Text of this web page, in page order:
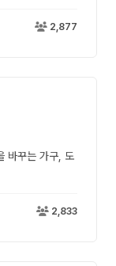
2,877
꾸는 가구, 도
2,833